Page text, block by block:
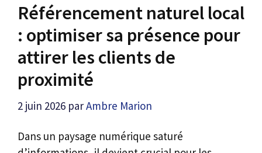
Référencement naturel local
: optimiser sa présence pour
attirer les clients de
proximité
2 juin 2026 parAmbre Marion
Dans un paysage numérique saturé